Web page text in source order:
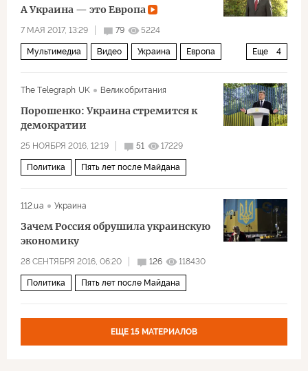
А Украина — это Европа
7 МАЯ 2017, 13:29 79 5224
Еще 4
Мультимедиа Видео Украина Европа
The Telegraph UK Великобритания
Порошенко: Украина стремится к
демократии
25 НОЯБРЯ 2016, 12:19 51 17229
Политика Пять лет после Майдана
112.ua Украина
Зачем Россия обрушила украинскую
экономику
28 СЕНТЯБРЯ 2016, 06:20 126 118430
Политика Пять лет после Майдана
ЕЩЕ 15 МАТЕРИАЛОВ